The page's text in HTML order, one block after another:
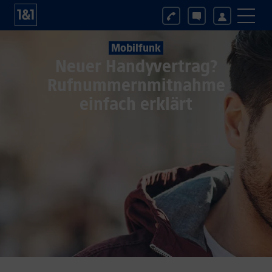
Mobilfunk
Neuer Handyvertrag?
Rufnummernmitnahme
einfach erklärt